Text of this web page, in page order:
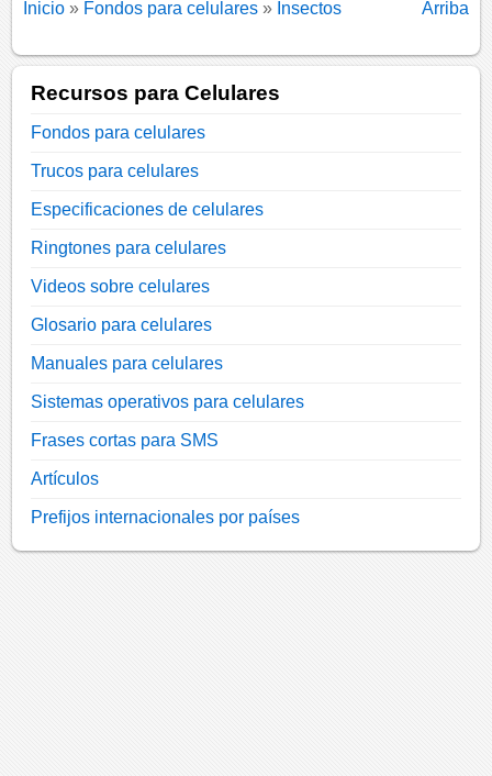
Inicio » Fondos para celulares » Insectos Arriba
Recursos para Celulares
Fondos para celulares
Trucos para celulares
Especificaciones de celulares
Ringtones para celulares
Videos sobre celulares
Glosario para celulares
Manuales para celulares
Sistemas operativos para celulares
Frases cortas para SMS
Artículos
Prefijos internacionales por países